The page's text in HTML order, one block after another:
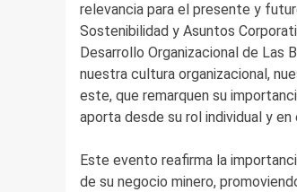
relevancia para el presente y
Sostenibilidad y Asuntos
Desarrollo Organizacional de Las
nuestra cultura organizacional,
este, que remarquen su
aporta desde su rol individual y en
Este evento reafirma la
de su negocio minero,